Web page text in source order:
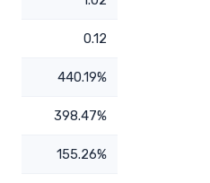
0.12
440.19%
398.47%
155.26%